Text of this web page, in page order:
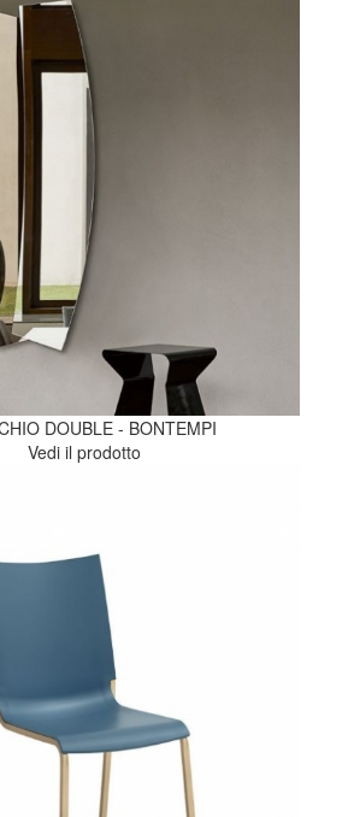
DOUBLE - BONTEMPI
Vedi il prodotto